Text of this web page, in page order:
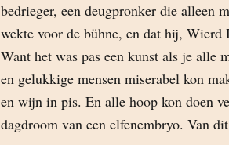
bedrieger, een deugpronker die alleen
wekte voor de bühne, en dat hij, Wierd
Want het was pas een kunst als je alle
en gelukkige mensen miserabel kon
en wijn in pis. En alle hoop kon doen
dagdroom van een elfenembryo. Van